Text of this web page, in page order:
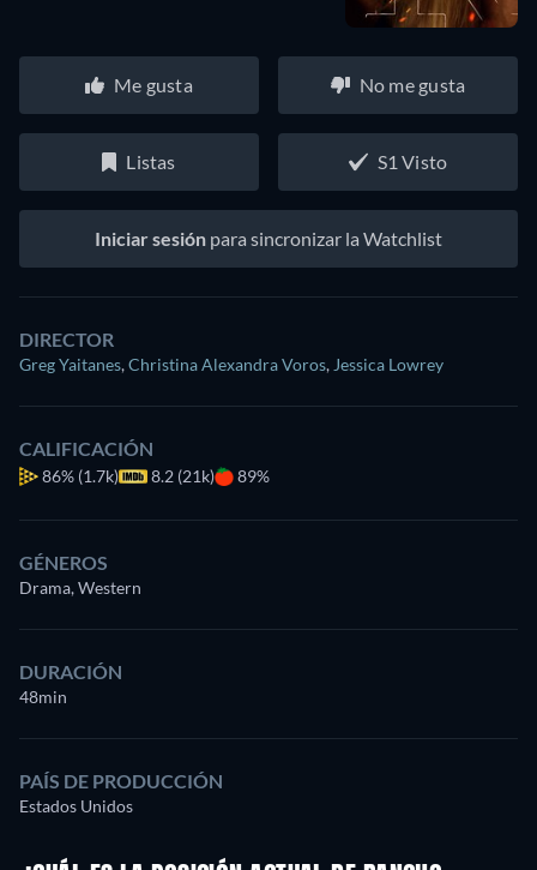
Me gusta No me gusta
Listas S1 Visto
Iniciar sesión para sincronizar la Watchlist
DIRECTOR
Greg Yaitanes,Christina Alexandra Voros, Jessica Lowrey
CALIFICACIÓN
86% (1.7k) 8.2 (21k) 89%
GÉNEROS
Drama, Western
DURACIÓN
48min
PAÍS DE PRODUCCIÓN
Estados Unidos